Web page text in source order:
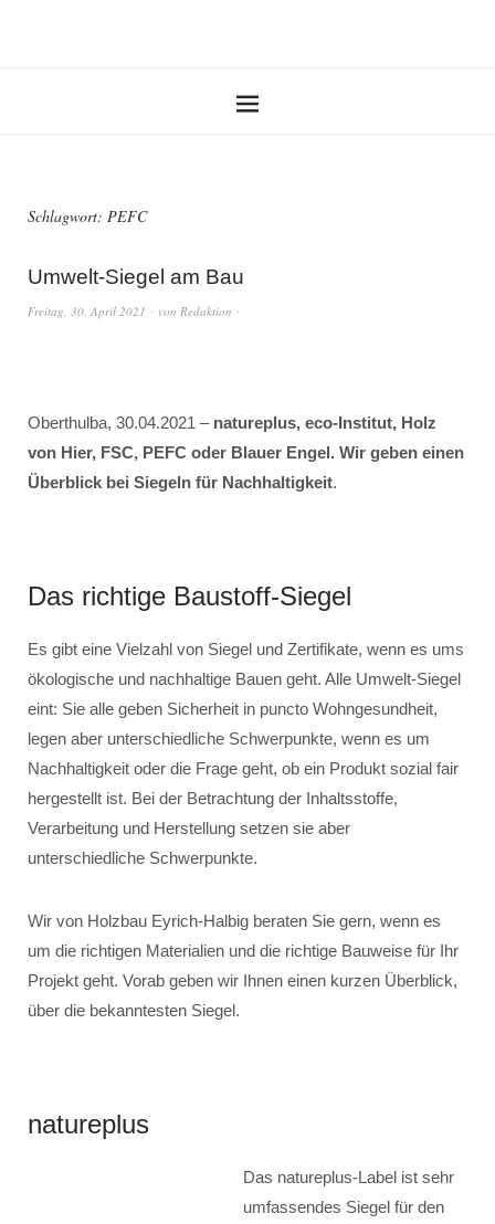
Schlagwort: PEFC
Umwelt-Siegel am Bau
Freitag, 30. April 2021 von Redaktion
Oberthulba, 30.04.2021 – natureplus, eco-Institut, Holz
von Hier, FSC, PEFC oder Blauer Engel. Wir geben einen
Überblick bei Siegeln für Nachhaltigkeit.
Das richtige Baustoff-Siegel
Es gibt eine Vielzahl von Siegel und Zertifikate, wenn es ums
ökologische und nachhaltige Bauen geht. Alle Umwelt-Siegel
eint: Sie alle geben Sicherheit in puncto Wohngesundheit,
legen aber unterschiedliche Schwerpunkte, wenn es um
Nachhaltigkeit oder die Frage geht, ob ein Produkt sozial fair
hergestellt ist. Bei der Betrachtung der Inhaltsstoffe,
Verarbeitung und Herstellung setzen sie aber
unterschiedliche Schwerpunkte.
Wir von Holzbau Eyrich-Halbig beraten Sie gern, wenn es
um die richtigen Materialien und die richtige Bauweise für Ihr
Projekt geht. Vorab geben wir Ihnen einen kurzen Überblick,
über die bekanntesten Siegel.
natureplus
Das natureplus-Label ist sehr
umfassendes Siegel für den